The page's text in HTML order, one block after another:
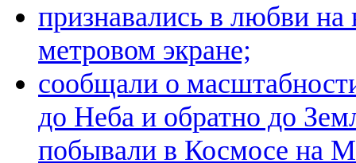
признавались в любви на
метровом экране;
сообщали о
до Неба и обратно до
побывали в Космосе на